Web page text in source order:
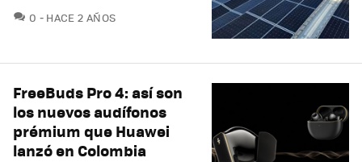
0 COMENTARIOS
HACE 2 AÑOS
FreeBuds Pro 4: así son
los nuevos audífonos
prémium que Huawei
lanzó en Colombia